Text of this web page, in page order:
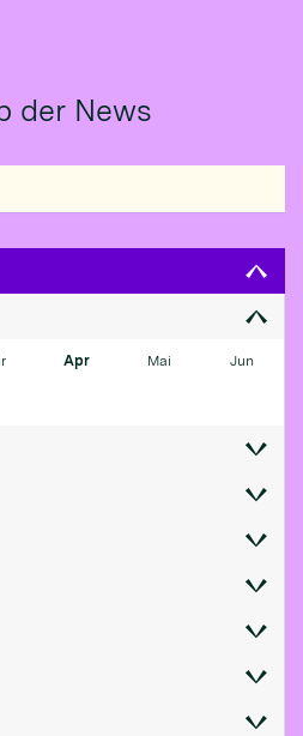
der News
Apr Mai Jun